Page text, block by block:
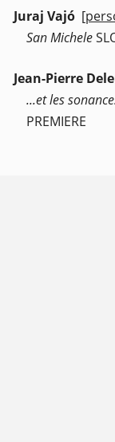
Juraj Vajó
San Michele
Jean-Pierre
...et les
PREMIERE